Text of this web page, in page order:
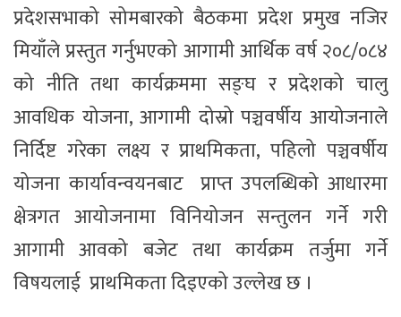
प्रदेशसभाको सोमबारको बैठकमा प्रदेश प्रमुख नजिर
मियाँले प्रस्तुत गर्नुभएको आगामी आर्थिक वर्ष २०८/०८४
को नीति तथा कार्यक्रममा सङ्घ र प्रदेशको चालु
आवधिक योजना, आगामी दोस्रो पञ्चवर्षीय आयोजनाले
निर्दिष्ट गरेका लक्ष्य र प्राथमिकता, पहिलो पञ्चवर्षीय
योजना कार्यावन्वयनबाट प्राप्त उपलब्धिको आधारमा
क्षेत्रगत आयोजनामा विनियोजन सन्तुलन गर्ने गरी
आगामी आवको बजेट तथा कार्यक्रम तर्जुमा गर्ने
विषयलाई प्राथमिकता दिइएको उल्लेख छ ।